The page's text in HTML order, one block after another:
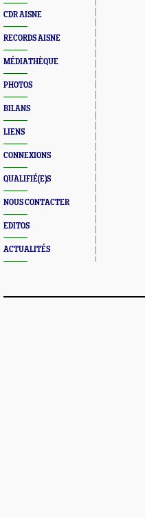
CDR AISNE
RECORDS AISNE
MÉDIATHÈQUE
PHOTOS
BILANS
LIENS
CONNEXIONS
QUALIFIÉ(E)S
NOUS CONTACTER
EDITOS
ACTUALITÉS